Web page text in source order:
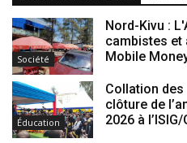
Société
Nord-Kivu :
cambistes et
Mobile
Éducation
Collation
clôture de
2026 à